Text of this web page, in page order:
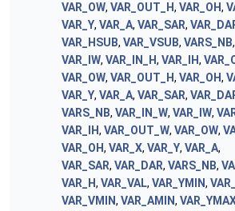
VAR_OW, VAR_OUT_H, VAR_OH,
VAR_Y, VAR_A, VAR_SAR,
VAR_HSUB, VAR_VSUB, VARS_NB,
VAR_IW, VAR_IN_H, VAR_IH,
VAR_OW, VAR_OUT_H, VAR_OH,
VAR_Y, VAR_A, VAR_SAR,
VARS_NB, VAR_IN_W, VAR_IW,
VAR_IH, VAR_OUT_W, VAR_OW,
VAR_OH, VAR_X, VAR_Y, VAR_A,
VAR_SAR, VAR_DAR, VARS_NB,
VAR_H, VAR_VAL, VAR_YMIN,
VAR_VMIN, VAR_AMIN,